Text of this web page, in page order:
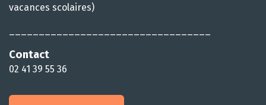
vacances scolaires)
Contact
02 41 39 55 36